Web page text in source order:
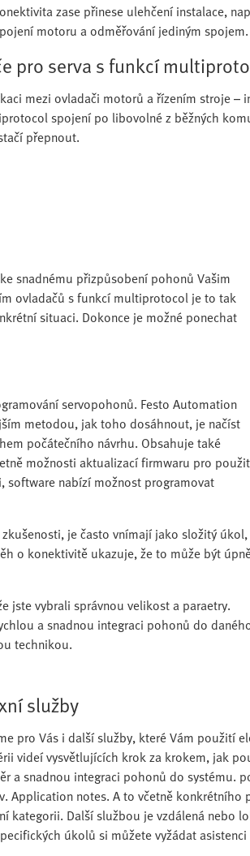
zase přinese ulehčení instalace,
motoru a odměřování jediným spojem.
pro serva s funkcí
mezi ovladači motorů a řízením stroje
spojení po libovolné z běžných
přepnout.
snadnému přizpůsobení pohonů Vašim
ovladačů s funkcí multiprotocol je to tak
situaci. Dokonce je možné ponechat
servopohonů. Festo Automation
metodou, jak toho dosáhnout, je načíst
počátečního návrhu. Obsahuje také
možnosti aktualizací firmwaru pro
nabízí možnost programovat
je často vnímají jako složitý úkol,
o konektivitě ukazuje, že to může být
jste vybrali správnou velikost a paraetry.
a snadnou integraci pohonů do
technikou.
služby
pro Vás i další služby, které Vám použití
videí vysvětlujících krok za krokem, jak
a snadnou integraci pohonů do systému.
Application notes. A to včetně
kategorii. Další službou je vzdálená nebo
úkolů si můžete vyžádat